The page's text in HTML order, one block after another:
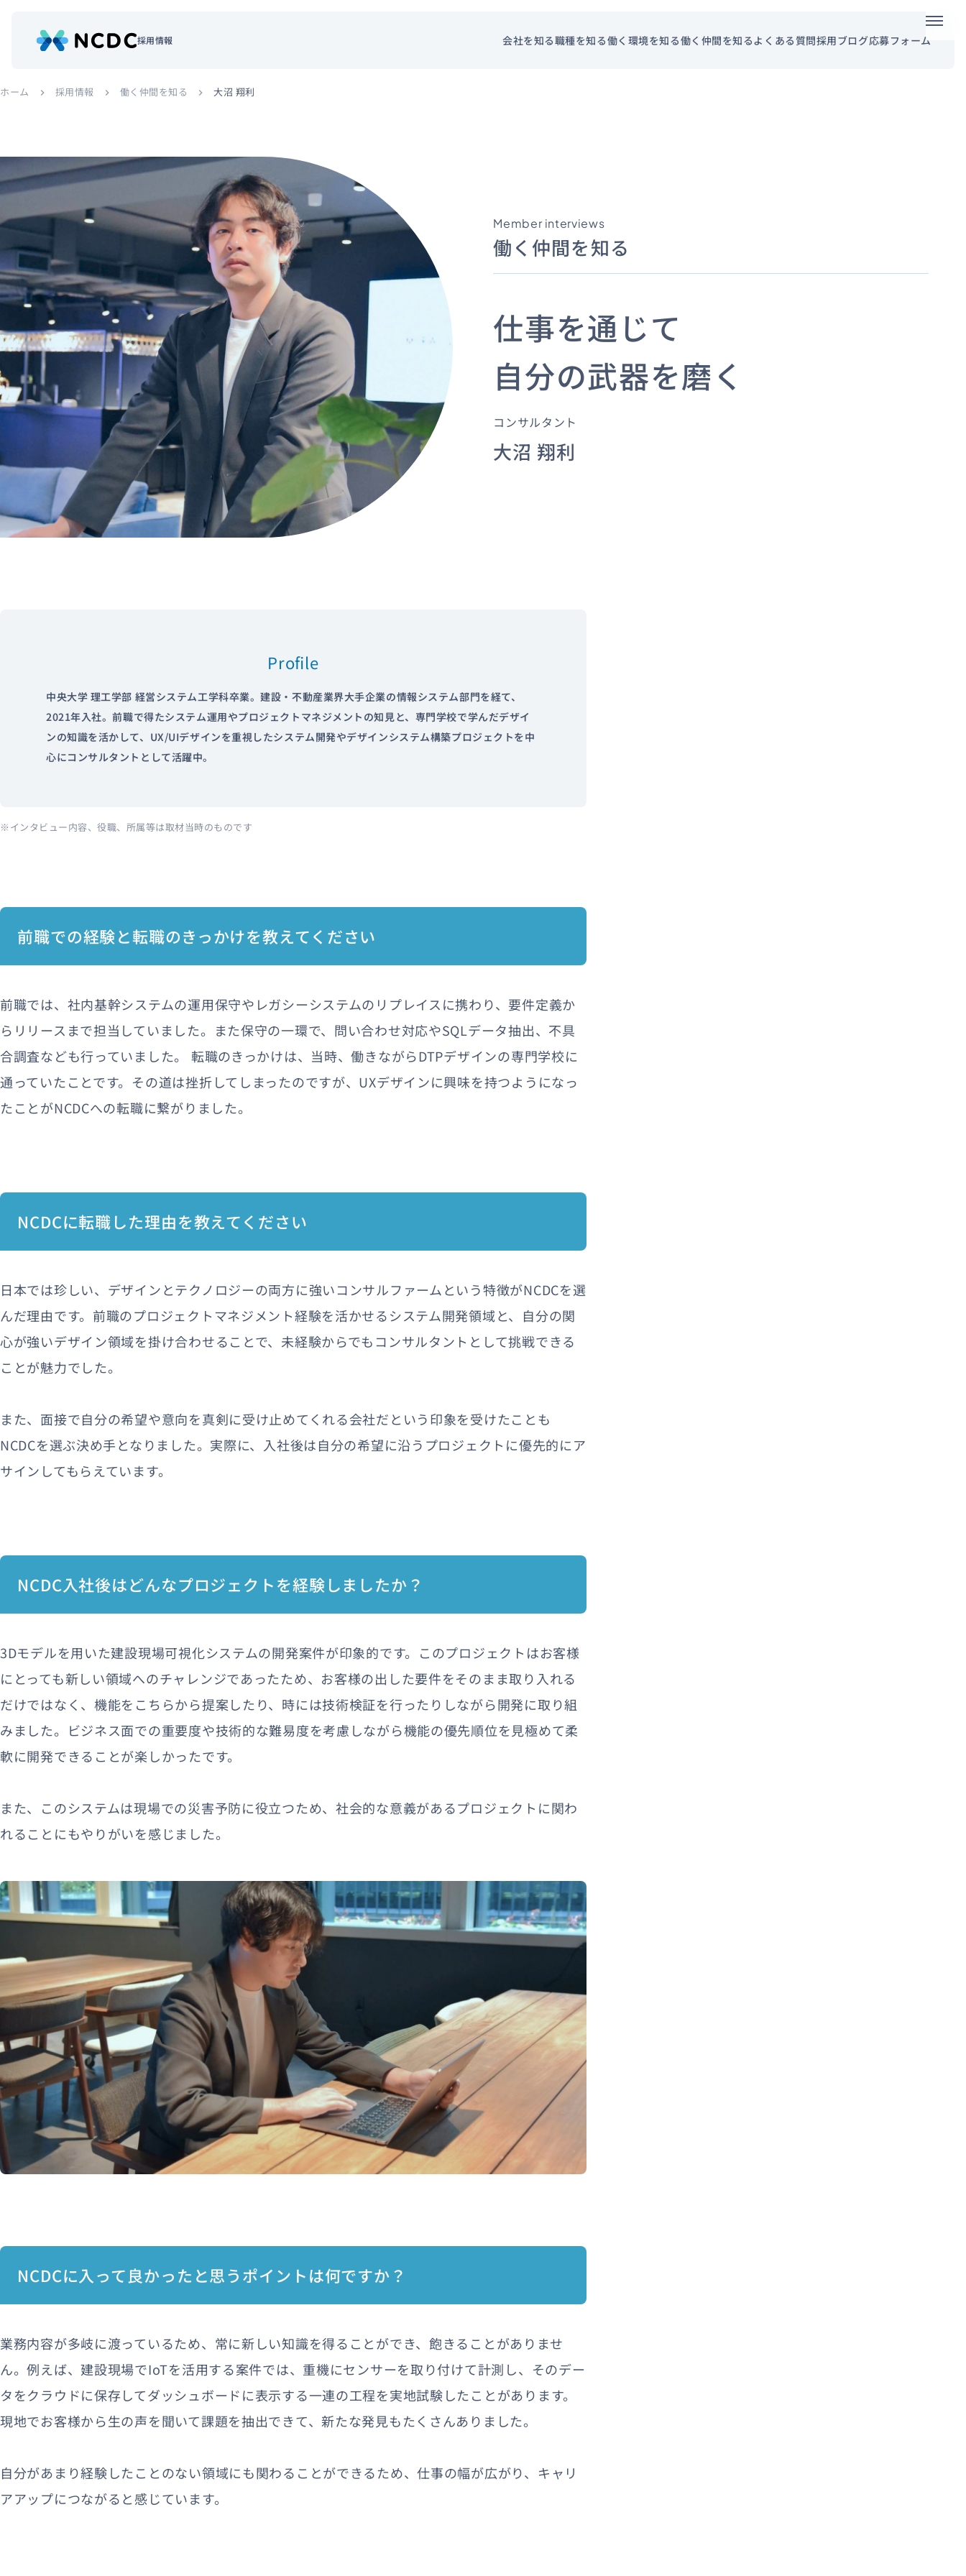
メニュ
サービス
エンジニアブログ（Zenn）
お役立ち情報（PJ Insight）
資料ダウンロード お問い合わせ
ホーム chevron_right 採用情報 chevron_right 働く仲間を知る chevron_right 大沼 翔利
Member interviews
働く仲間を知る
仕事を通じて
自分の武器を磨く
コンサルタント
大沼 翔利
採用情報 会社を知る職種を知る働く環境を知る働く仲間を知るよくある質問採用ブログ応募フォーム
Profile
中央大学 理工学部 経営システム工学科卒業。建設・不動産業界大手企業の情報システム部門を経て、
2021年入社。前職で得たシステム運用やプロジェクトマネジメントの知見と、専門学校で学んだデザイ
ンの知識を活かして、UX/UIデザインを重視したシステム開発やデザインシステム構築プロジェクトを中
心にコンサルタントとして活躍中。
※インタビュー内容、役職、所属等は取材当時のものです
前職での経験と転職のきっかけを教えてください
前職では、社内基幹システムの運用保守やレガシーシステムのリプレイスに携わり、要件定義か
らリリースまで担当していました。また保守の一環で、問い合わせ対応やSQLデータ抽出、不具
合調査なども行っていました。 転職のきっかけは、当時、働きながらDTPデザインの専門学校に
通っていたことです。その道は挫折してしまったのですが、UXデザインに興味を持つようになっ
たことがNCDCへの転職に繋がりました。
NCDCに転職した理由を教えてください
日本では珍しい、デザインとテクノロジーの両方に強いコンサルファームという特徴がNCDCを選
んだ理由です。前職のプロジェクトマネジメント経験を活かせるシステム開発領域と、自分の関
心が強いデザイン領域を掛け合わせることで、未経験からでもコンサルタントとして挑戦できる
ことが魅力でした。
また、面接で自分の希望や意向を真剣に受け止めてくれる会社だという印象を受けたことも
NCDCを選ぶ決め手となりました。実際に、入社後は自分の希望に沿うプロジェクトに優先的にア
サインしてもらえています。
NCDC入社後はどんなプロジェクトを経験しましたか？
3Dモデルを用いた建設現場可視化システムの開発案件が印象的です。このプロジェクトはお客様
にとっても新しい領域へのチャレンジであったため、お客様の出した要件をそのまま取り入れる
だけではなく、機能をこちらから提案したり、時には技術検証を行ったりしながら開発に取り組
みました。ビジネス面での重要度や技術的な難易度を考慮しながら機能の優先順位を見極めて柔
軟に開発できることが楽しかったです。
また、このシステムは現場での災害予防に役立つため、社会的な意義があるプロジェクトに関わ
れることにもやりがいを感じました。
NCDCに入って良かったと思うポイントは何ですか？
業務内容が多岐に渡っているため、常に新しい知識を得ることができ、飽きることがありませ
ん。例えば、建設現場でIoTを活用する案件では、重機にセンサーを取り付けて計測し、そのデー
タをクラウドに保存してダッシュボードに表示する一連の工程を実地試験したことがあります。
現地でお客様から生の声を聞いて課題を抽出できて、新たな発見もたくさんありました。
自分があまり経験したことのない領域にも関わることができるため、仕事の幅が広がり、キャリ
アアップにつながると感じています。